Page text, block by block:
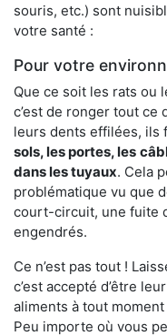
souris, etc.) sont
votre santé :
Pour votre
Que ce soit les rats ou
c’est de ronger tout ce
leurs dents effilées, ils
sols, les portes, les
dans les tuyaux. Cela
problématique vu que
court-circuit, une fuite
engendrés.
Ce n’est pas tout !
c’est accepté d’être
aliments à tout
Peu importe où vous